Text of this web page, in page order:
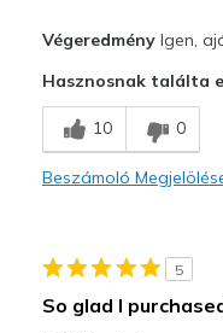
Breathe Well
Comfortable
Legjobb használat
VégeredményIgen,
Hasznosnak találta
10 0
Beszámoló
5
So glad I